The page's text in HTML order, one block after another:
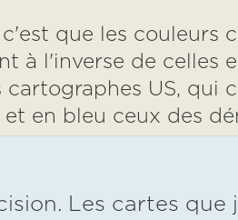
que les couleurs
à l'inverse de celles
US, qui
en bleu ceux des
Les cartes